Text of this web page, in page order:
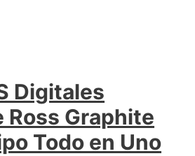
Digitales
Ross Graphite
Todo en Uno